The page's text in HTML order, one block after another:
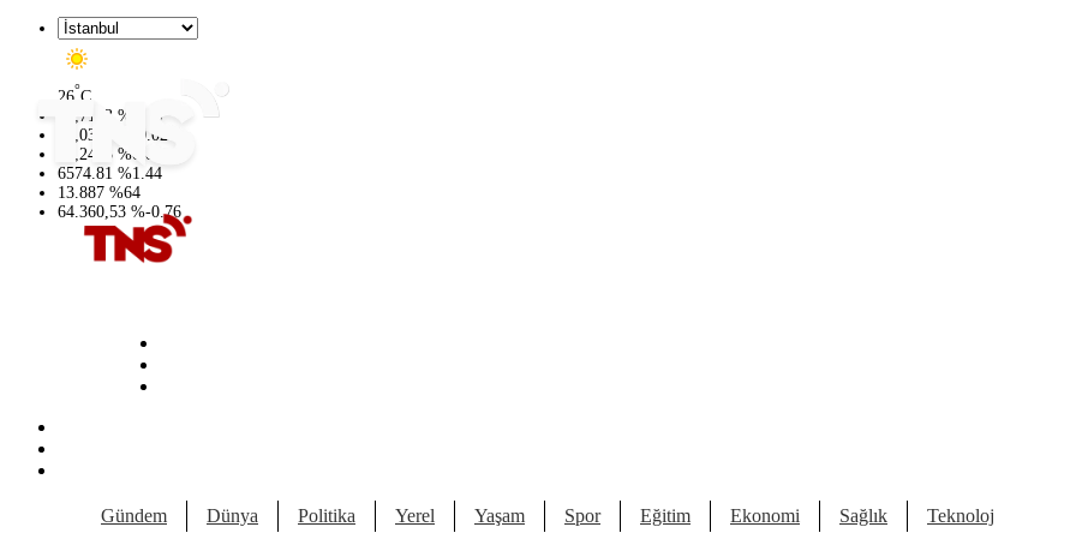
26°C
47,7143 %
0.16
55,0317
-0.02
64,2463 %0.07
6574.81 %1.44
13.887 %64
64.360,53 %-0.76
Gündem Dünya Politika Yerel Yaşam Spor Eğitim Ekonomi Sağlık Teknoloji